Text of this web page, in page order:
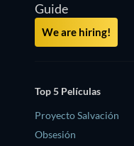
Guide
We are hiring!
Top 5 Películas
Proyecto Salvación
Obsesión